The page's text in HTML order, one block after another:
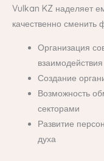
Vulkan KZ наделяет
качественно сменить
Организация
взаимодействия
Создание
Возможность
секторами
Развитие
духа